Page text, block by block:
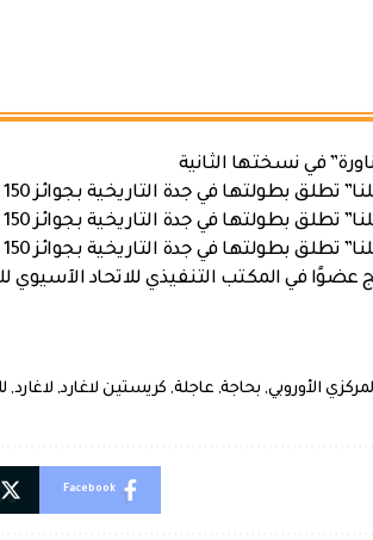
في نسختها الثانية
في جدة التاريخية بجوائز 150 ألف ريال
في جدة التاريخية بجوائز 150 ألف ريال
في جدة التاريخية بجوائز 150 ألف ريال
عضوًا في المكتب التنفيذي للاتحاد الآسيوي
الأوروبي, بحاجة, عاجلة, كريستين لاغارد, لاغارد,
Facebook